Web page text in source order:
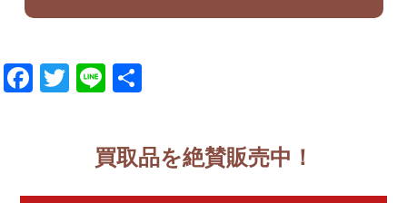
Facebook
Twitter
Line
買取品を絶賛販売中！